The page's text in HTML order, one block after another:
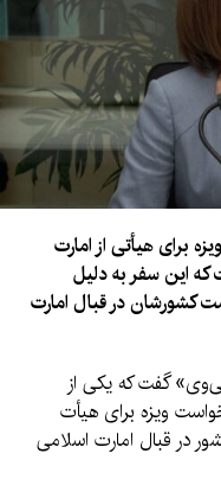
برای هیأتی از امارت
که این سفر به دلیل
کشورشان در قبال امارت
گفت که یکی از
ویزه برای هیأت
در قبال امارت اسلامی